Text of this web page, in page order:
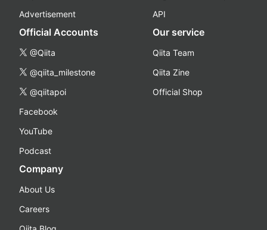
Advertisement
API
Official Accounts
@Qiita
@qiita_milestone
@qiitapoi
Facebook
YouTube
Podcast
Our service
Qiita Team
Qiita Zine
Official Shop
Company
About Us
Careers